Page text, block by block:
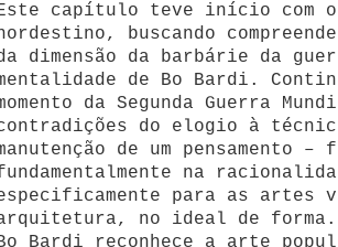
capítulo teve início com
buscando
dimensão da barbárie da
de Bo Bardi.
da Segunda Guerra
do elogio à
de um pensamento
na
para as artes
no ideal de
Bardi reconhece a arte